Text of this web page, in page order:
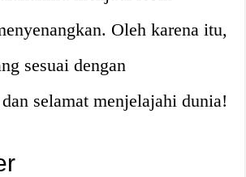
Oleh karena itu,
sesuai dengan
selamat menjelajahi dunia!